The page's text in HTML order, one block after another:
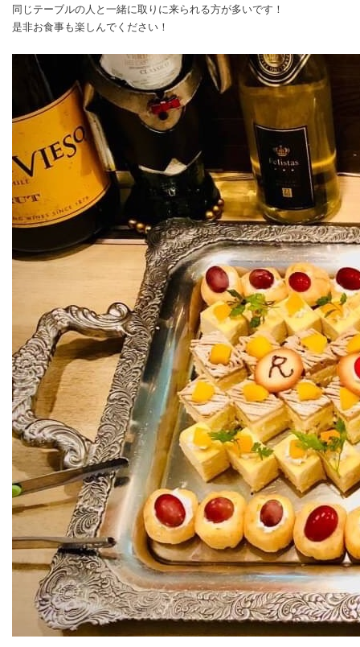
同じテーブルの人と一緒に取りに来られる方が多いです！
是非お食事も楽しんでください！